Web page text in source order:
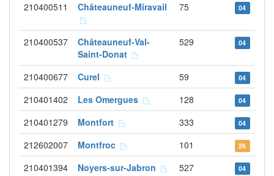
210400511 Châteauneuf-Miravail 75 04
210400537
Châteauneuf-Val-
Saint-Donat
529 04
210400677 Curel 59 04
210401402 Les Omergues 128 04
210401279 Montfort 333 04
212602007 Montfroc 101 26
210401394 Noyers-sur-Jabron 527 04